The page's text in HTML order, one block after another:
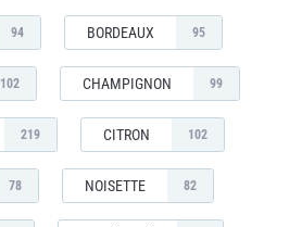
94 BORDEAUX 95
102 CHAMPIGNON 99
219 CITRON 102
78 NOISETTE 82